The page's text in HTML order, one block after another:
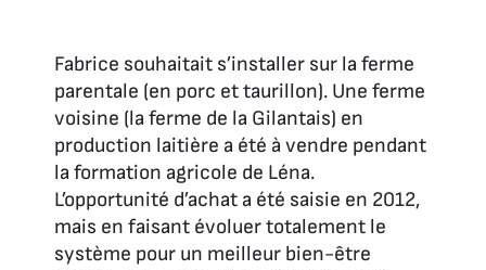
Fabrice souhaitait s’installer sur la ferme
parentale (en porc et taurillon). Une ferme
voisine (la ferme de la Gilantais) en
production laitière a été à vendre pendant
la formation agricole de Léna.
L’opportunité d’achat a été saisie en 2012,
mais en faisant évoluer totalement le
système pour un meilleur bien-être